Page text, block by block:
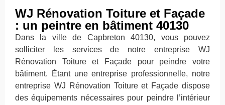
WJ Rénovation Toiture et Façade
: un peintre en bâtiment 40130
Dans la ville de Capbreton 40130, vous pouvez
solliciter les services de notre entreprise WJ
Rénovation Toiture et Façade pour peindre votre
bâtiment. Étant une entreprise professionnelle, notre
entreprise WJ Rénovation Toiture et Façade dispose
des équipements nécessaires pour peindre l’intérieur